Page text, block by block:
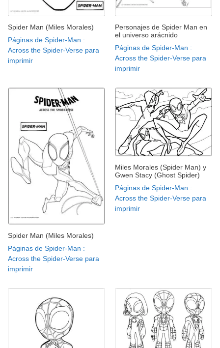
Spider Man (Miles Morales)
Páginas de Spider-Man :
Across the Spider-Verse para
imprimir
Personajes de Spider Man en
el universo arácnido
Páginas de Spider-Man :
Across the Spider-Verse para
imprimir
Spider Man (Miles Morales)
Páginas de Spider-Man :
Across the Spider-Verse para
imprimir
Miles Morales (Spider Man) y
Gwen Stacy (Ghost Spider)
Páginas de Spider-Man :
Across the Spider-Verse para
imprimir